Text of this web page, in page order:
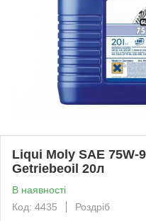
Liqui Moly SAE 75W-
Getriebeoil 20л
В наявності
Код: 4435
Роздріб